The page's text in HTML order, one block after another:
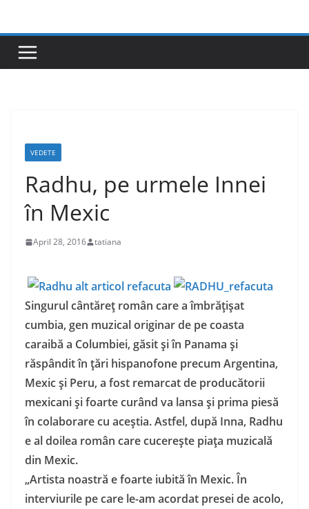
content
VEDETE
Radhu, pe urmele Innei
în Mexic
April 28, 2016 tatiana
Singurul cântăreţ român care a îmbrăţişat
cumbia, gen muzical originar de pe coasta
caraibă a Columbiei, găsit şi în Panama şi
răspândit în ţări hispanofone precum Argentina,
Mexic şi Peru, a fost remarcat de producătorii
mexicani şi foarte curând va lansa şi prima piesă
în colaborare cu aceştia. Astfel, după Inna, Radhu
e al doilea român care cucereşte piaţa muzicală
din Mexic.
„Artista noastră e foarte iubită în Mexic. În
interviurile pe care le-am acordat presei de acolo,